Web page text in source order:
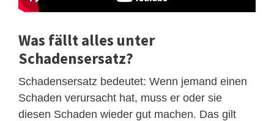
Was fällt alles unter
Schadensersatz?
Schadensersatz bedeutet: Wenn jemand einen
Schaden verursacht hat, muss er oder sie
diesen Schaden wieder gut machen. Das gilt